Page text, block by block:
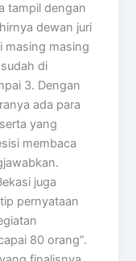
tampil dengan
dewan juri
masing masing
di
3. Dengan
ada para
yang
membaca
juga
pernyataan
80 orang”.